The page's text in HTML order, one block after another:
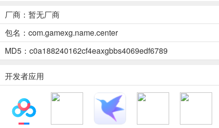
2、必赢棋牌71886专属房结合正宗的本土棋牌玩法，打造属于自己的
个性化房间。
3、专业团队用心打造，超赞的画面和音效，千万牌友首选平台，周末
约局必备。
4、24小时客服全天为你服务，随时处理，快速回复，解决问题，陪
你嗨到天亮。
必赢棋牌71886玩法
百人牛牛的技巧
厂商：暂无厂商
包名：com.gamexg.name.center
MD5：c0a188240162cf4eaxgbbs4069edf6789
开发者应用